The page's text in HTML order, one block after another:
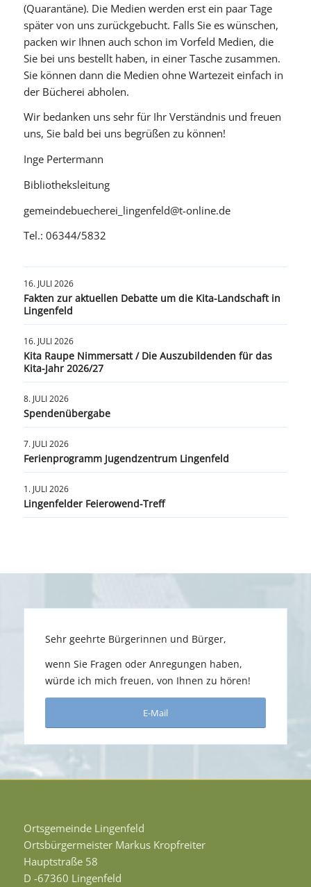
(Quarantäne). Die Medien werden erst ein paar Tage
später von uns zurückgebucht. Falls Sie es wünschen,
packen wir Ihnen auch schon im Vorfeld Medien, die
Sie bei uns bestellt haben, in einer Tasche zusammen.
Sie können dann die Medien ohne Wartezeit einfach in
der Bücherei abholen.
Wir bedanken uns sehr für Ihr Verständnis und freuen
uns, Sie bald bei uns begrüßen zu können!
Inge Pertermann
Bibliotheksleitung
gemeindebuecherei_lingenfeld@t-online.de
Tel.: 06344/5832
16. JULI 2026
Fakten zur aktuellen Debatte um die Kita-Landschaft in
Lingenfeld
16. JULI 2026
Kita Raupe Nimmersatt / Die Auszubildenden für das
Kita-Jahr 2026/27
8. JULI 2026
Spendenübergabe
7. JULI 2026
Ferienprogramm Jugendzentrum Lingenfeld
1. JULI 2026
Lingenfelder Feierowend-Treff
Sehr geehrte Bürgerinnen und Bürger,
wenn Sie Fragen oder Anregungen haben,
würde ich mich freuen, von Ihnen zu hören!
E-Mail
Ortsgemeinde Lingenfeld
Ortsbürgermeister Markus Kropfreiter
Hauptstraße 58
D -67360 Lingenfeld